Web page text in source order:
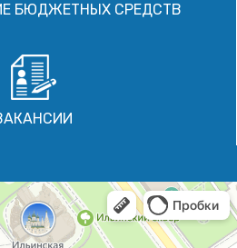
БЮДЖЕТНЫХ СРЕДСТВ